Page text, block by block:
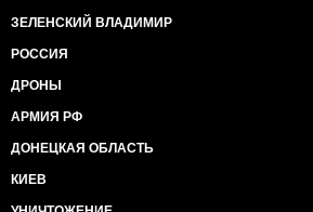
ЗЕЛЕНСКИЙ ВЛАДИМИР
РОССИЯ
ДРОНЫ
АРМИЯ РФ
ДОНЕЦКАЯ ОБЛАСТЬ
КИЕВ